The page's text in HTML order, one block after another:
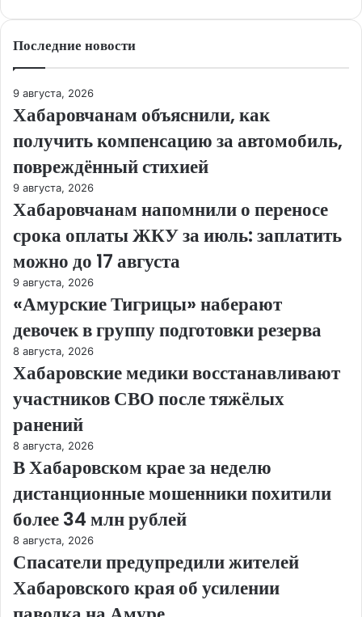
Последние новости
9 августа, 2026
Хабаровчанам объяснили, как
получить компенсацию за автомобиль,
повреждённый стихией
9 августа, 2026
Хабаровчанам напомнили о переносе
срока оплаты ЖКУ за июль: заплатить
можно до 17 августа
9 августа, 2026
«Амурские Тигрицы» наберают
девочек в группу подготовки резерва
8 августа, 2026
Хабаровские медики восстанавливают
участников СВО после тяжёлых
ранений
8 августа, 2026
В Хабаровском крае за неделю
дистанционные мошенники похитили
более 34 млн рублей
8 августа, 2026
Спасатели предупредили жителей
Хабаровского края об усилении